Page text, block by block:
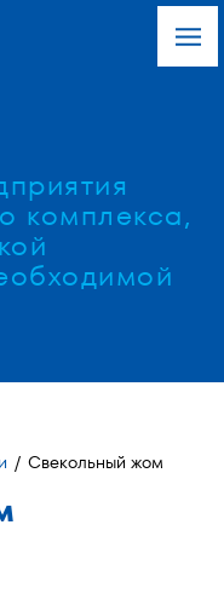
комплекса,
/ Свекольный жом